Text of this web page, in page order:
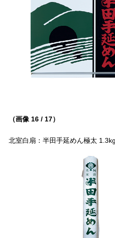
（画像 16 / 17）
北室白扇：半田手延めん極太